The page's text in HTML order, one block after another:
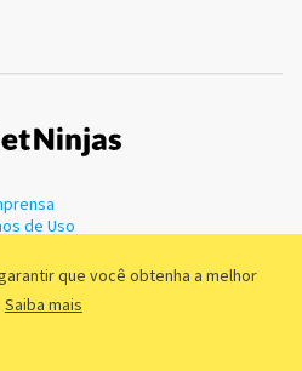
que você obtenha a melhor
Saiba mais
de Uso
CNPJ 55.744.877/0001-89 - Rua Dr.